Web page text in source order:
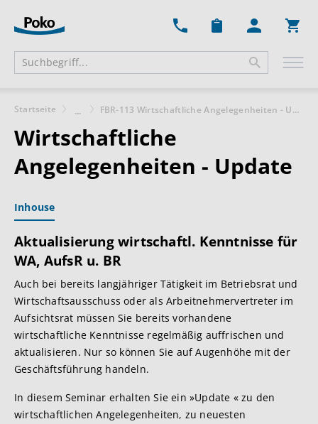
Startseite ... FBR-113 Wirtschaftliche Angelegenheiten - Update
Wirtschaftliche
Angelegenheiten - Update
Inhouse
Aktualisierung wirtschaftl. Kenntnisse für
WA, AufsR u. BR
Auch bei bereits langjähriger Tätigkeit im Betriebsrat und
Wirtschaftsausschuss oder als Arbeitnehmervertreter im
Aufsichtsrat müssen Sie bereits vorhandene
wirtschaftliche Kenntnisse regelmäßig auffrischen und
aktualisieren. Nur so können Sie auf Augenhöhe mit der
Geschäftsführung handeln.
In diesem Seminar erhalten Sie ein »Update « zu den
wirtschaftlichen Angelegenheiten, zu neuesten